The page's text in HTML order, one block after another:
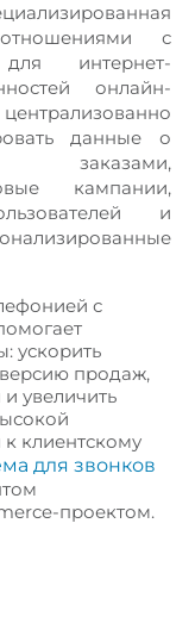
с
интернет-
онлайн-
данные о
заказами,
кампании,
и
с
ускорить
продаж,
увеличить
клиентскому
для звонков
проектом.